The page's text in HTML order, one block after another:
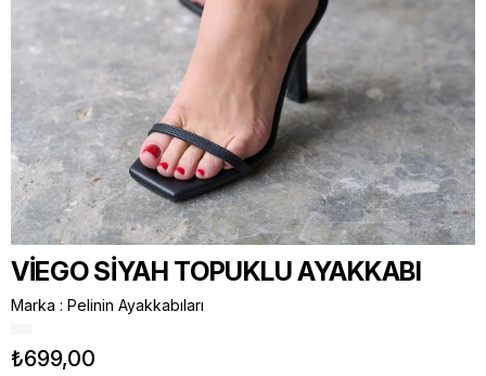
VİEGO SİYAH TOPUKLU AYAKKABI
Marka : Pelinin Ayakkabıları
₺699,00